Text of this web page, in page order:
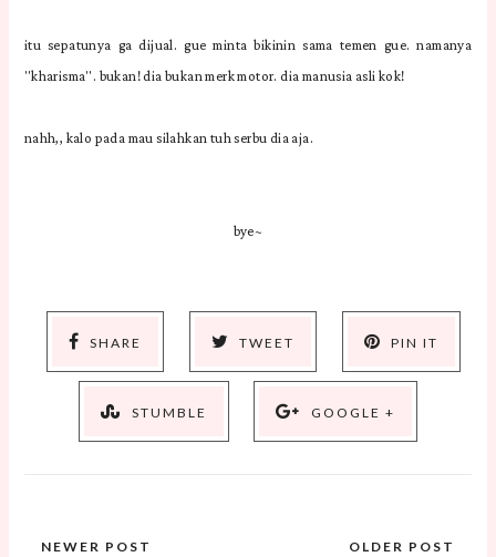
itu sepatunya ga dijual. gue minta bikinin sama temen gue. namanya
"kharisma". bukan! dia bukan merk motor. dia manusia asli kok!
nahh,, kalo pada mau silahkan tuh serbu dia aja.
bye~
SHARE TWEET PIN IT
STUMBLE GOOGLE +
NEWER POST OLDER POST